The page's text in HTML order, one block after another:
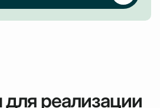
реализации